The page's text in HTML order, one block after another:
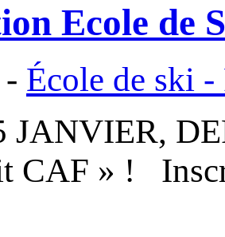
Ecole de
École de ski
CAF » !